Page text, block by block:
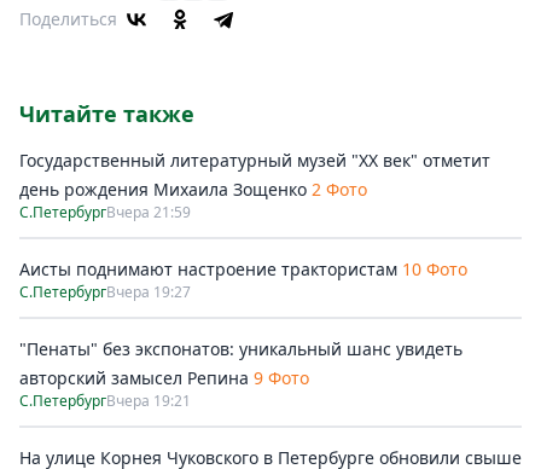
Поделиться
Читайте также
Государственный литературный музей "ХХ век" отметит
день рождения Михаила Зощенко 2 Фото
С.ПетербургВчера 21:59
Аисты поднимают настроение трактористам 10 Фото
С.ПетербургВчера 19:27
"Пенаты" без экспонатов: уникальный шанс увидеть
авторский замысел Репина 9 Фото
С.ПетербургВчера 19:21
На улице Корнея Чуковского в Петербурге обновили свыше